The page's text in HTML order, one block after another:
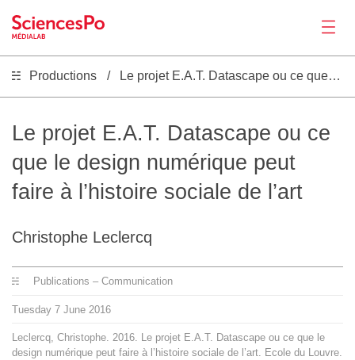
News
Productions
Seminar
Productions Le projet E.A.T. Datascape ou ce que le design numérique peut faire à l’histoire sociale de l’art
Le projet E.A.T. Datascape ou ce
que le design numérique peut
faire à l’histoire sociale de l’art
Christophe Leclercq
Publications – Communication
Tuesday 7 June 2016
Leclercq, Christophe. 2016. Le projet E.A.T. Datascape ou ce que le
design numérique peut faire à l’histoire sociale de l’art. Ecole du Louvre.